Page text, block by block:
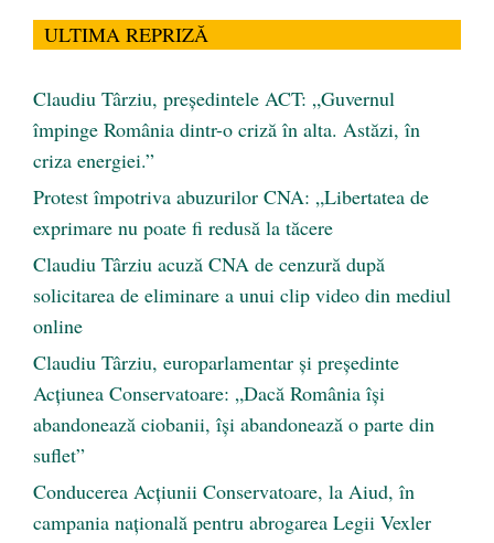
ULTIMA REPRIZĂ
Claudiu Târziu, președintele ACT: „Guvernul
împinge România dintr-o criză în alta. Astăzi, în
criza energiei.”
Protest împotriva abuzurilor CNA: „Libertatea de
exprimare nu poate fi redusă la tăcere
Claudiu Târziu acuză CNA de cenzură după
solicitarea de eliminare a unui clip video din mediul
online
Claudiu Târziu, europarlamentar și președinte
Acțiunea Conservatoare: „Dacă România își
abandonează ciobanii, își abandonează o parte din
suflet”
Conducerea Acțiunii Conservatoare, la Aiud, în
campania națională pentru abrogarea Legii Vexler